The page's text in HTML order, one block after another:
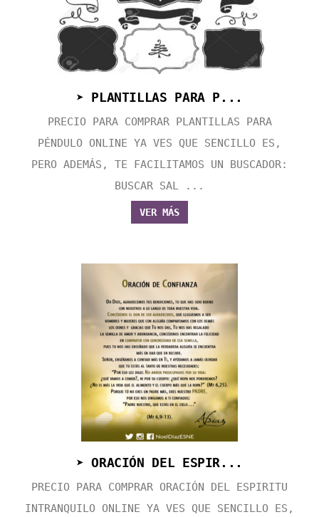
➤ PLANTILLAS PARA P...
PRECIO PARA COMPRAR PLANTILLAS PARA
PÉNDULO ONLINE YA VES QUE SENCILLO ES,
PERO ADEMÁS, TE FACILITAMOS UN BUSCADOR:
BUSCAR SAL ...
VER MÁS
➤ ORACIÓN DEL ESPIR...
PRECIO PARA COMPRAR ORACIÓN DEL ESPIRITU
INTRANQUILO ONLINE YA VES QUE SENCILLO ES,